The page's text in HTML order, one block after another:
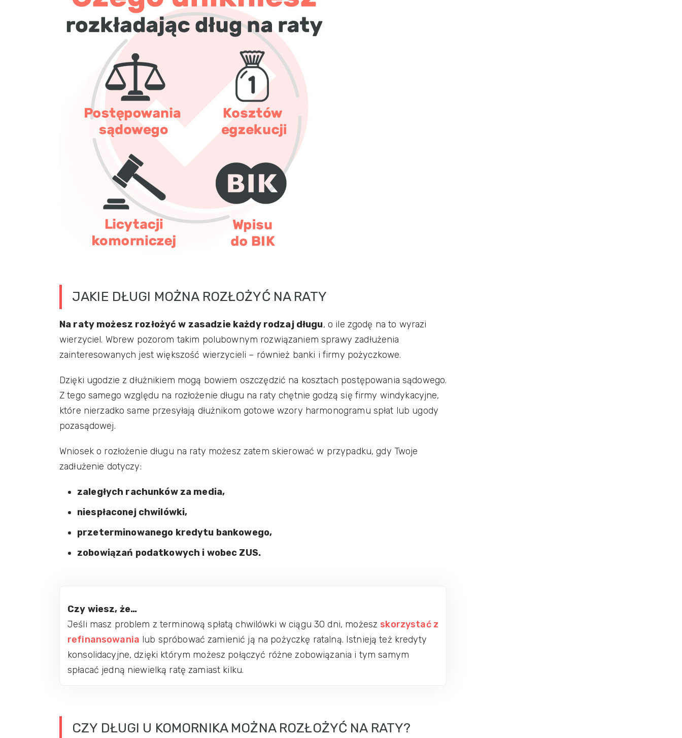
JAKIE DŁUGI MOŻNA ROZŁOŻYĆ NA RATY
Na raty możesz rozłożyć w zasadzie każdy rodzaj długu, o ile zgodę na to wyrazi
wierzyciel. Wbrew pozorom takim polubownym rozwiązaniem sprawy zadłużenia
zainteresowanych jest większość wierzycieli – również banki i firmy pożyczkowe.
Dzięki ugodzie z dłużnikiem mogą bowiem oszczędzić na kosztach postępowania sądowego.
Z tego samego względu na rozłożenie długu na raty chętnie godzą się firmy windykacyjne,
które nierzadko same przesyłają dłużnikom gotowe wzory harmonogramu spłat lub ugody
pozasądowej.
Wniosek o rozłożenie długu na raty możesz zatem skierować w przypadku, gdy Twoje
zadłużenie dotyczy:
zaległych rachunków za media,
niespłaconej chwilówki,
przeterminowanego kredytu bankowego,
zobowiązań podatkowych i wobec ZUS.
Czy wiesz, że…
Jeśli masz problem z terminową spłatą chwilówki w ciągu 30 dni, możesz skorzystać z
refinansowania lub spróbować zamienić ją na pożyczkę ratalną. Istnieją też kredyty
konsolidacyjne, dzięki którym możesz połączyć różne zobowiązania i tym samym
spłacać jedną niewielką ratę zamiast kilku.
CZY DŁUGI U KOMORNIKA MOŻNA ROZŁOŻYĆ NA RATY?